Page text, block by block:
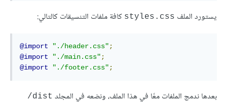
يستورد الملف styles.css كافة ملفات التنسيقات كالتالي:
@import "./header.css";
@import
"./main.css";
@import
"./footer.css";
بعدها ندمج الملفات معًا في هذا الملف، ونضعه في المجلد dist/